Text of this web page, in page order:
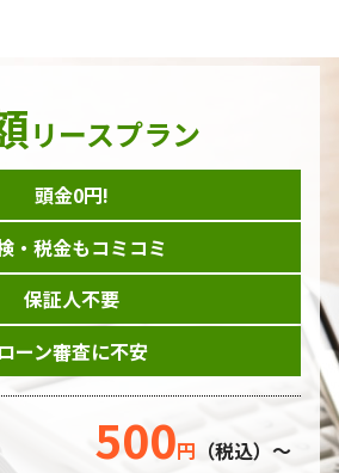
リースプラン
頭金0円!
・税金もコミコミ
保証人不要
ローン審査に不安
500円 （税込）～